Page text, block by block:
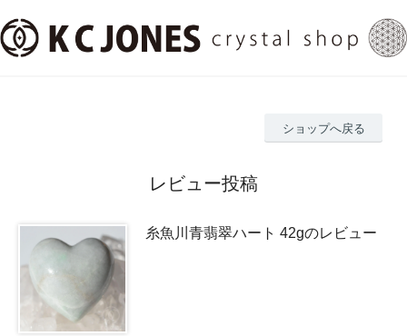
ショップへ戻る
レビュー投稿
糸魚川青翡翠ハート 42gのレビュー